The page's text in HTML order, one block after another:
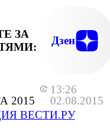
2015
13:26
02.08.2015
ВЕСТИ.РУ
ЗА
Дзен